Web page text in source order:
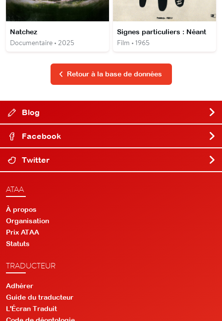
Natchez
Documentaire • 2025
Signes particuliers : Néant
Film • 1965
Retour à la base de données
Blog
Facebook
Twitter
ATAA
À propos
Organisation
Prix ATAA
Statuts
TRADUCTEUR
Adhérer
Guide du traducteur
L'Écran Traduit